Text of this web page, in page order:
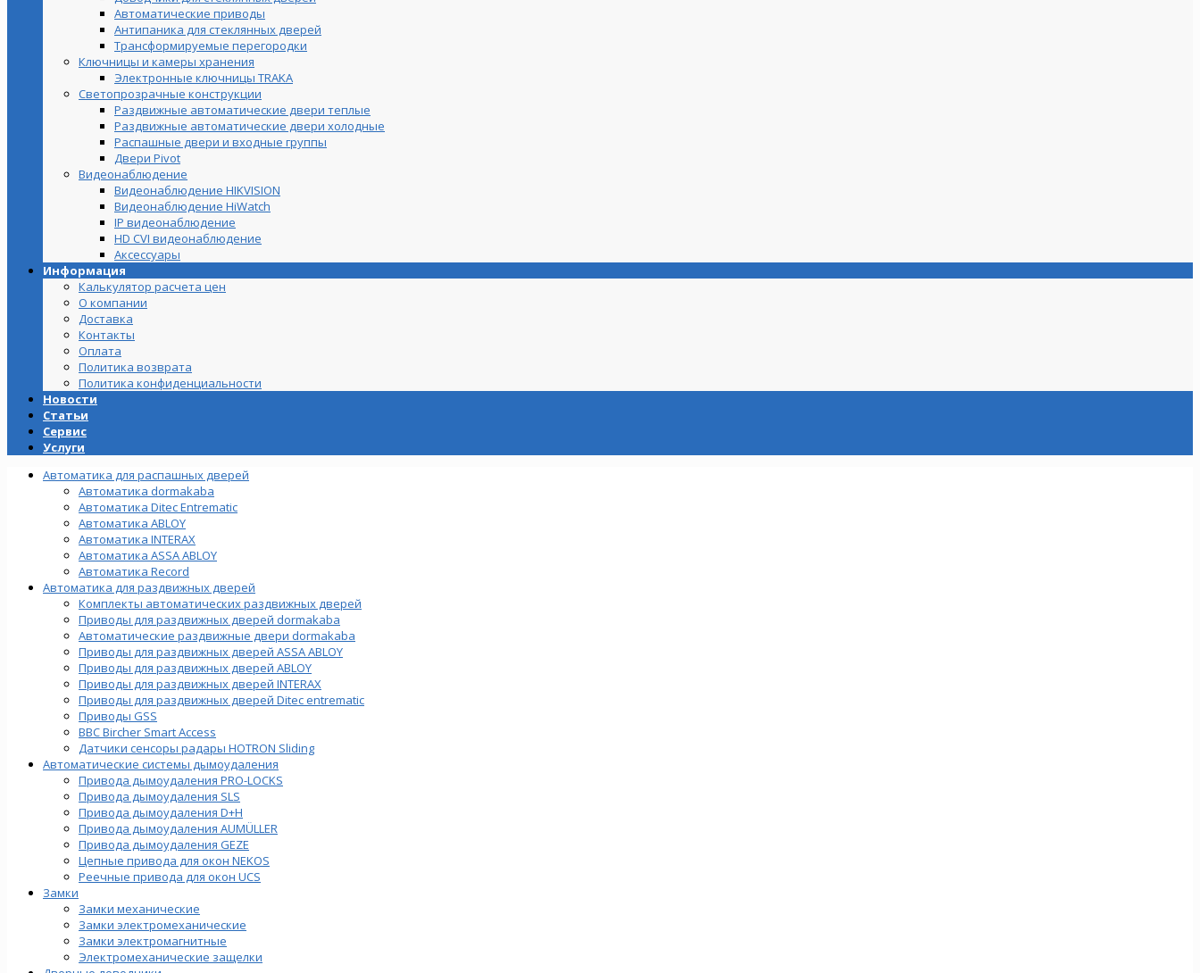
Автоматические приводы
Антипаника для стеклянных дверей
Трансформируемые перегородки
Ключницы и камеры хранения
Электронные ключницы TRAKA
Светопрозрачные конструкции
Раздвижные автоматические двери теплые
Раздвижные автоматические двери холодные
Распашные двери и входные группы
Двери Pivot
Видеонаблюдение
Видеонаблюдение HIKVISION
Видеонаблюдение HiWatch
IP видеонаблюдение
HD CVI видеонаблюдение
Аксессуары
Информация
Калькулятор расчета цен
О компании
Доставка
Контакты
Оплата
Политика возврата
Политика конфиденциальности
Новости
Статьи
Сервис
Услуги
Автоматика для распашных дверей
Автоматика dormakaba
Автоматика Ditec Entrematic
Автоматика ABLOY
Автоматика INTERAX
Автоматика ASSA ABLOY
Автоматика Record
Автоматика для раздвижных дверей
Комплекты автоматических раздвижных дверей
Приводы для раздвижных дверей dormakaba
Автоматические раздвижные двери dormakaba
Приводы для раздвижных дверей ASSA ABLOY
Приводы для раздвижных дверей ABLOY
Приводы для раздвижных дверей INTERAX
Приводы для раздвижных дверей Ditec entrematic
Приводы GSS
BBC Bircher Smart Access
Датчики сенсоры радары HOTRON Sliding
Автоматические системы дымоудаления
Привода дымоудаления PRO-LOCKS
Привода дымоудаления SLS
Привода дымоудаления D+H
Привода дымоудаления AUMÜLLER
Привода дымоудаления GEZE
Цепные привода для окон NEKOS
Реечные привода для окон UСS
Замки
Замки механические
Замки электромеханические
Замки электромагнитные
Электромеханические защелки